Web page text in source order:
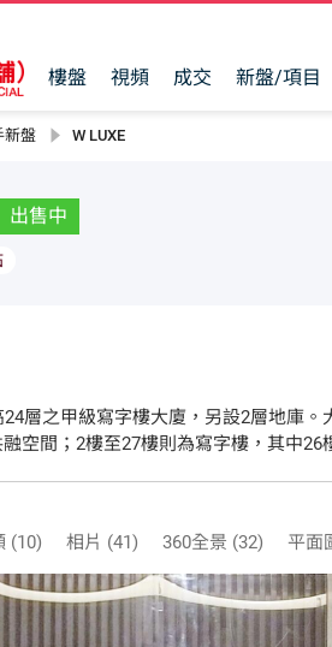
樓盤 視頻 成交 新盤/項目
新盤 W LUXE
出售中
24層之甲級寫字樓大廈，另設2層地庫
(10) 相片 (41) 360全景 (32) 平面